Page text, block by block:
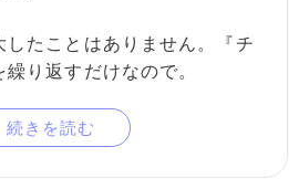
たことはありません。『チ
り返すだけなので。
続きを読む